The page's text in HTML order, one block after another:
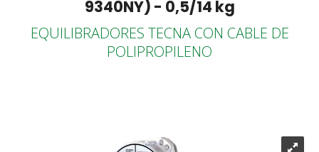
9340NY) - 0,5/14 kg
EQUILIBRADORES TECNA CON CABLE DE
POLIPROPILENO